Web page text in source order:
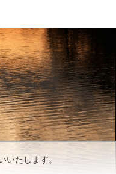
いたします。